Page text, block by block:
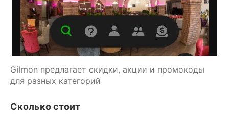
Gilmon предлагает скидки, акции и промокоды
для разных категорий
Сколько стоит